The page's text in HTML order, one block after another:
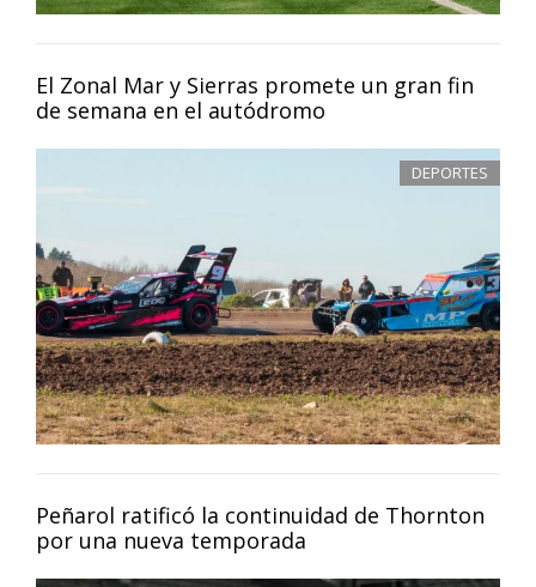
El Zonal Mar y Sierras promete un gran fin
de semana en el autódromo
DEPORTES
Peñarol ratificó la continuidad de Thornton
por una nueva temporada